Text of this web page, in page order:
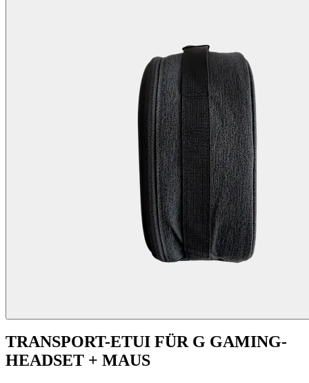
TRANSPORT-ETUI FÜR G GAMING-
HEADSET + MAUS